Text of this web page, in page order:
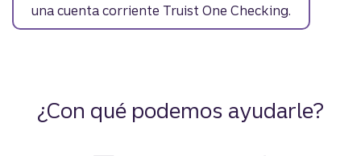
una cuenta corriente Truist One Checking.
¿Con qué podemos ayudarle?